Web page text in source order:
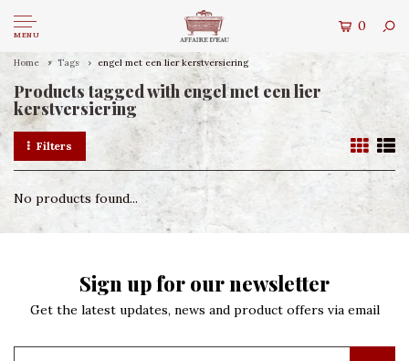
MENU
0
Home Tags engel met een lier kerstversiering
Products tagged with engel met een lier
kerstversiering
Filters
No products found...
Sign up for our newsletter
Get the latest updates, news and product offers via email